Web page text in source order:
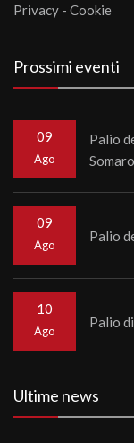
Privacy - Cookie
Prossimi eventi
09
Ago
Palio
Somaro
09
Ago
Palio
10
Ago
Palio
Ultime news